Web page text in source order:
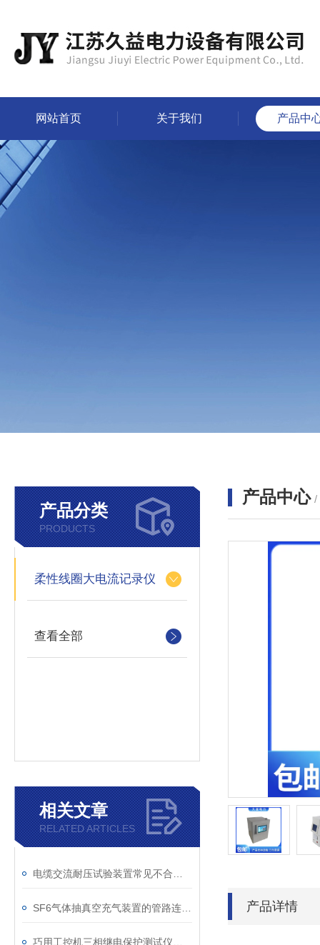
网站首页 关于我们 产品中
产品分类
PRODUCTS
柔性线圈大电流记录仪
查看全部
相关文章
RELATED ARTICLES
产品中心 /
产品详情